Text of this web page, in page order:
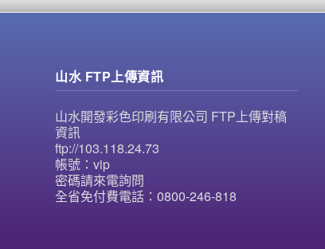
山水 FTP上傳資訊
山水開發彩色印刷有限公司 FTP上傳對稿
資訊
ftp://103.118.24.73
帳號：vip
密碼請來電詢問
全省免付費電話：0800-246-818